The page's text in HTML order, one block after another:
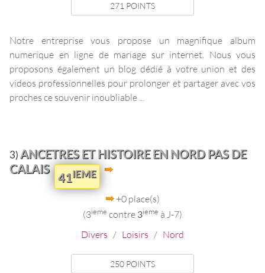
271 POINTS
Notre entreprise vous propose un magnifique album
numerique en ligne de mariage sur internet. Nous vous
proposons également un blog dédié à votre union et des
videos professionnelles pour prolonger et partager avec vos
proches ce souvenir inoubliable ...
3)ANCETRES ET HISTOIRE EN NORD PAS DE
CALAIS
41IEME
+0 place(s)
(3ieme contre 3ieme à J-7)
Divers / Loisirs / Nord
250 POINTS